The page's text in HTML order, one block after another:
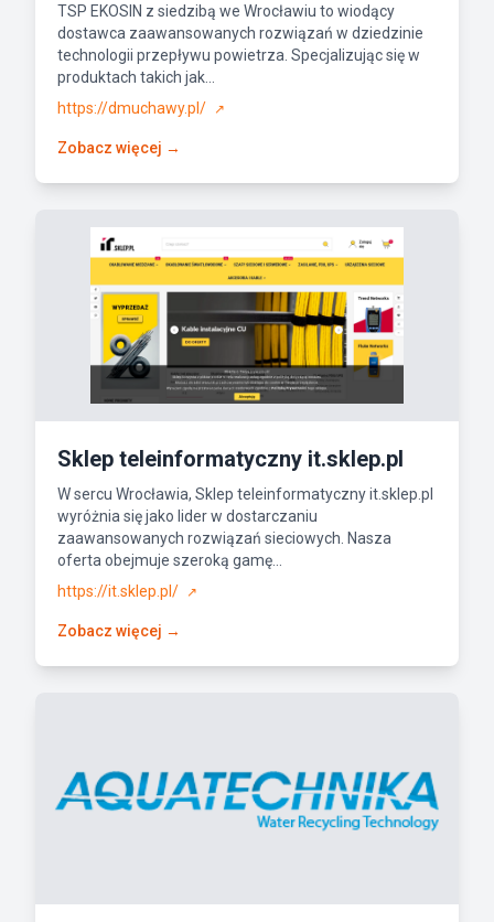
TSP EKOSIN z siedzibą we Wrocławiu to wiodący
dostawca zaawansowanych rozwiązań w dziedzinie
technologii przepływu powietrza. Specjalizując się w
produktach takich jak...
https://dmuchawy.pl/
↗
Zobacz więcej →
Sklep teleinformatyczny it.sklep.pl
W sercu Wrocławia, Sklep teleinformatyczny it.sklep.pl
wyróżnia się jako lider w dostarczaniu
zaawansowanych rozwiązań sieciowych. Nasza
oferta obejmuje szeroką gamę...
https://it.sklep.pl/
↗
Zobacz więcej →